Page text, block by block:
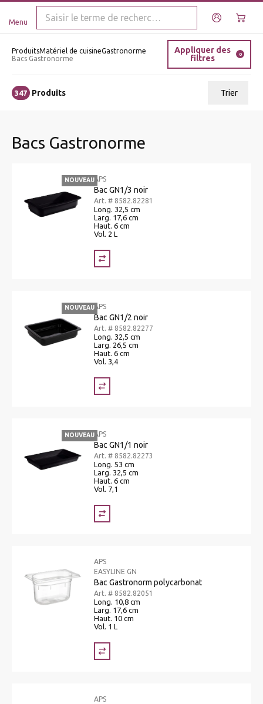
Menu
ProduitsMatériel de cuisineGastronorme
Bacs Gastronorme
Appliquer des
filtres
0
347 Produits Trier
Bacs Gastronorme
NOUVEAUAPS
Bac GN1/3 noir
Art. # 8582.82281
Long. 32,5 cm
Larg. 17,6 cm
Haut. 6 cm
Vol. 2 L
NOUVEAUAPS
Bac GN1/2 noir
Art. # 8582.82277
Long. 32,5 cm
Larg. 26,5 cm
Haut. 6 cm
Vol. 3,4
NOUVEAUAPS
Bac GN1/1 noir
Art. # 8582.82273
Long. 53 cm
Larg. 32,5 cm
Haut. 6 cm
Vol. 7,1
APS
EASYLINE GN
Bac Gastronorm polycarbonat
Art. # 8582.82051
Long. 10,8 cm
Larg. 17,6 cm
Haut. 10 cm
Vol. 1 L
APS